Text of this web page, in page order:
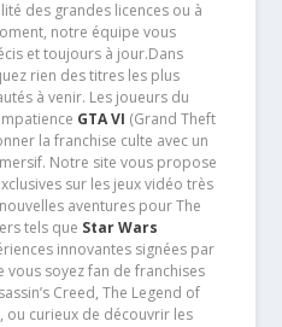
des grandes licences ou à
notre équipe vous
et toujours à jour.Dans
rien des titres les plus
à venir. Les joueurs du
GTA VI (Grand Theft
la franchise culte avec un
Notre site vous propose
sur les jeux vidéo très
aventures pour The
tels que Star Wars
innovantes signées par
soyez fan de franchises
Creed, The Legend of
ou curieux de découvrir les